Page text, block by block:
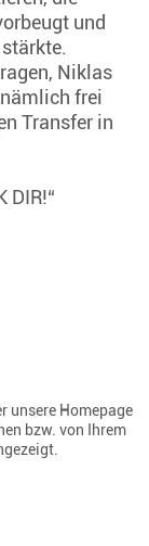
und
Niklas
frei
Transfer in
DIR!“
unsere Homepage
bzw. von Ihrem